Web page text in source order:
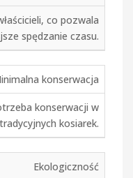
co pozwala
spędzanie czasu.
konserwacja
konserwacji w
kosiarek.
Ekologiczność